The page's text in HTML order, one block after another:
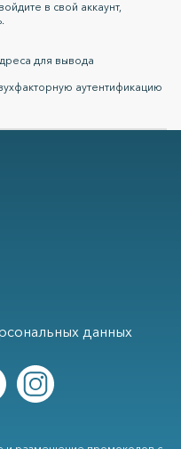
в свой аккаунт,
для вывода
аутентификацию
данных